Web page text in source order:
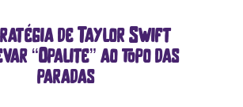
de Taylor Swift
“Opalite” ao topo das
paradas